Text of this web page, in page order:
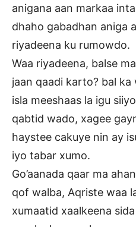
anigana aan markaa
dhaho gabadhan aniga
riyadeena ku rumowdo.
Waa riyadeena, balse
jaan qaadi karto? bal
isla meeshaas la igu
qabtid wado, xagee
haystee cakuye nin ay
iyo tabar xumo.
Go’aanada qaar ma
qof walba, Aqriste waa
xumaatid xaalkeena